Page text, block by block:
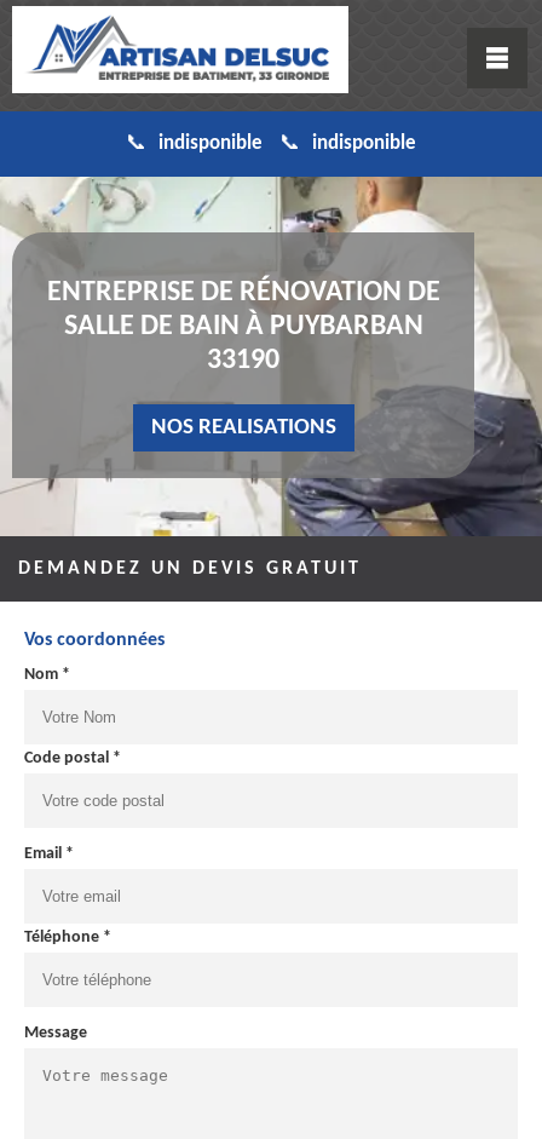
indisponible indisponible
ENTREPRISE DE RÉNOVATION DE
SALLE DE BAIN À PUYBARBAN
33190
NOS REALISATIONS
DEMANDEZ UN DEVIS GRATUIT
Vos coordonnées
Nom *
Code postal *
Email *
Téléphone *
Message